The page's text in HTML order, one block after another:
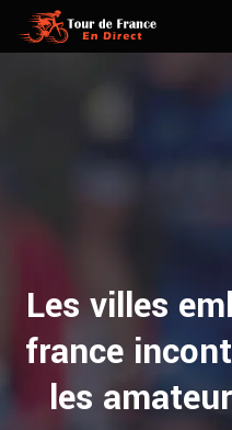
Les villes
france
les